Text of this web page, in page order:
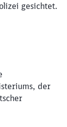
gesichtet.
der